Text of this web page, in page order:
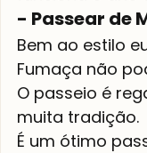
- Passear de
Bem ao estilo
Fumaça não
O passeio é
muita tradição.
É um ótimo